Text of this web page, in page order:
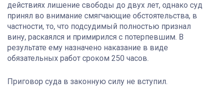
действиях лишение свободы до двух лет, однако суд
принял во внимание смягчающие обстоятельства, в
частности, то, что подсудимый полностью признал
вину, раскаялся и примирился с потерпевшим. В
результате ему назначено наказание в виде
обязательных работ сроком 250 часов.
Приговор суда в законную силу не вступил.